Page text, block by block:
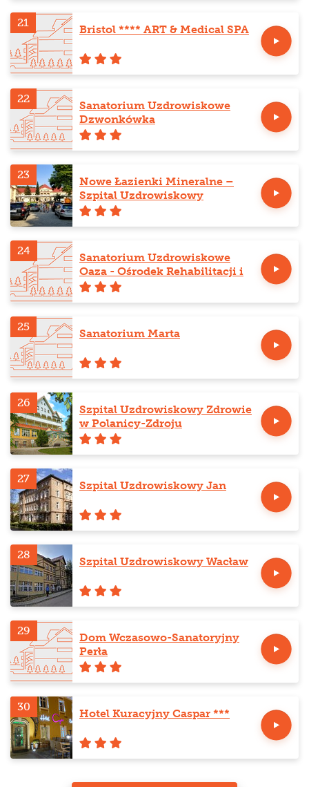
21
Bristol **** ART & Medical SPA
22
Sanatorium Uzdrowiskowe
Dzwonkówka
23
Nowe Łazienki Mineralne –
Szpital Uzdrowiskowy
24
Sanatorium Uzdrowiskowe
Oaza - Ośrodek Rehabilitacji i
Odnowy Biologicznej
25
Sanatorium Marta
26
Szpital Uzdrowiskowy Zdrowie
w Polanicy-Zdroju
27
Szpital Uzdrowiskowy Jan
28
Szpital Uzdrowiskowy Wacław
29
Dom Wczasowo-Sanatoryjny
Perła
30
Hotel Kuracyjny Caspar ***